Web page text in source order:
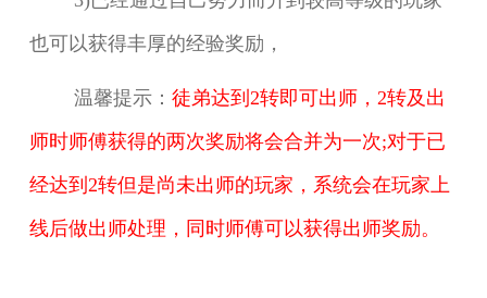
也可以获得丰厚的经验奖励，
温馨提示： 徒弟达到2转即可出师，2转及出
师时师傅获得的两次奖励将会合并为一次;对于已
经达到2转但是尚未出师的玩家，系统会在玩家上
线后做出师处理，同时师傅可以获得出师奖励。